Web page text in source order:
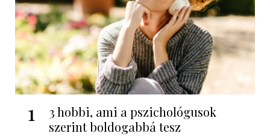
1
3 hobbi, ami a pszichológusok
szerint boldogabbá tesz